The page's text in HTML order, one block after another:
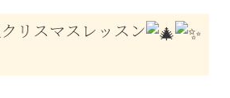
リスマスレッスン